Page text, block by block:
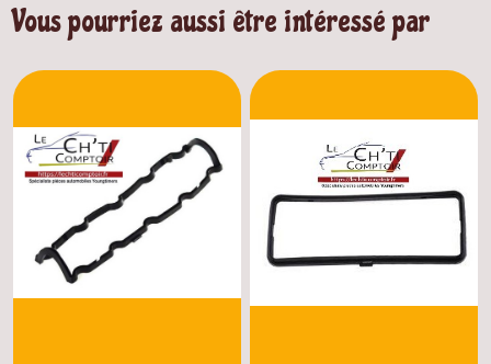
Vous pourriez aussi être intéressé par